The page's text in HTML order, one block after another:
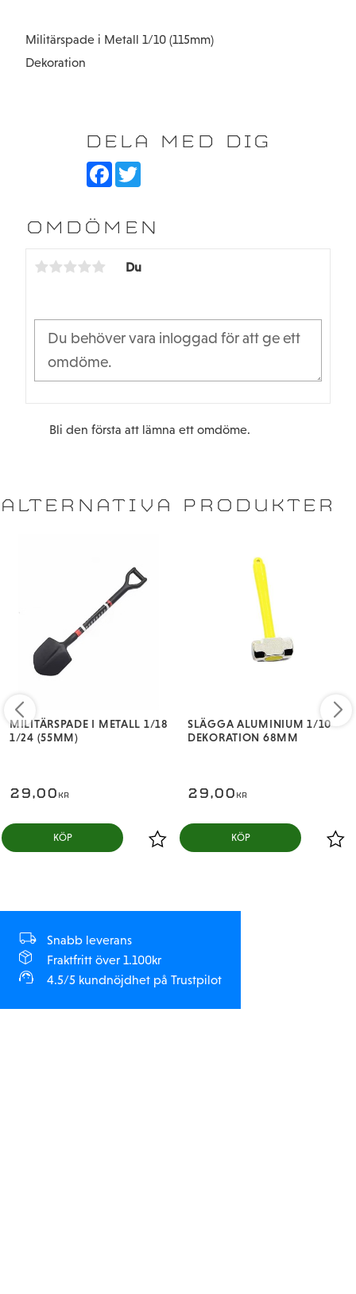
Militärspade i Metall 1/10 (115mm)
Dekoration
DELA MED DIG
F
b
o
T
t
e
OMDÖMEN
Du
Bli den första att lämna ett omdöme.
ALTERNATIVA PRODUKTER
MILITÄRSPADE I METALL 1/18
1/24 (55MM)
29,00 KR
KÖP
SLÄGGA ALUMINIUM 1/10
DEKORATION 68MM
29,00 KR
KÖP
Snabb leverans
Fraktfritt över 1.100kr
4.5/5 kundnöjdhet på Trustpilot